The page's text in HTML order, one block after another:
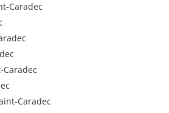
Caradec
Caradec
Caradec